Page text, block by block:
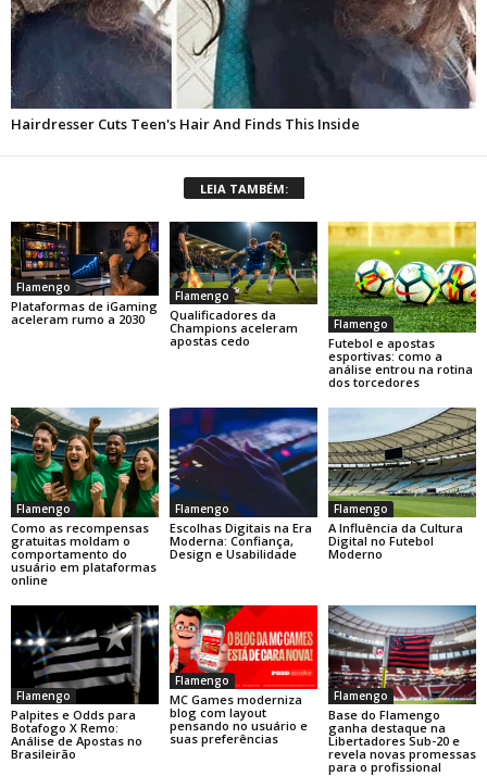
LEIA TAMBÉM:
Flamengo
Plataformas de iGaming
aceleram rumo a 2030
Flamengo
Qualificadores da
Champions aceleram
apostas cedo
Flamengo
Futebol e apostas
esportivas: como a
análise entrou na rotina
dos torcedores
Flamengo
Como as recompensas
gratuitas moldam o
comportamento do
usuário em plataformas
online
Flamengo
Escolhas Digitais na Era
Moderna: Confiança,
Design e Usabilidade
Flamengo
A Influência da Cultura
Digital no Futebol
Moderno
Flamengo
Palpites e Odds para
Botafogo X Remo:
Análise de Apostas no
Brasileirão
Flamengo
MC Games moderniza
blog com layout
pensando no usuário e
suas preferências
Flamengo
Base do Flamengo
ganha destaque na
Libertadores Sub-20 e
revela novas promessas
para o profissional